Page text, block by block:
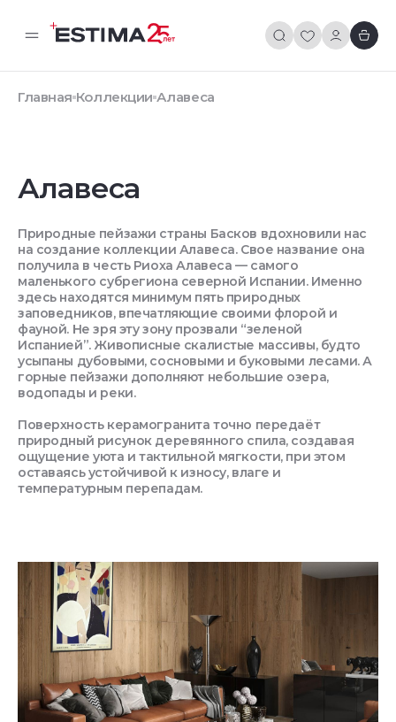
Главная Коллекции Алавеса
Алавеса
Природные пейзажи страны Басков вдохновили нас
на создание коллекции Алавеса. Свое название она
получила в честь Риоха Алавеса — самого
маленького субрегиона северной Испании. Именно
здесь находятся минимум пять природных
заповедников, впечатляющие своими флорой и
фауной. Не зря эту зону прозвали “зеленой
Испанией”. Живописные скалистые массивы, будто
усыпаны дубовыми, сосновыми и буковыми лесами. А
горные пейзажи дополняют небольшие озера,
водопады и реки.
Поверхность керамогранита точно передаёт
природный рисунок деревянного спила, создавая
ощущение уюта и тактильной мягкости, при этом
оставаясь устойчивой к износу, влаге и
температурным перепадам.